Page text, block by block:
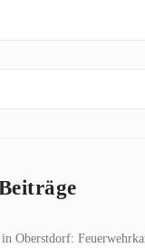
in Oberstdorf: